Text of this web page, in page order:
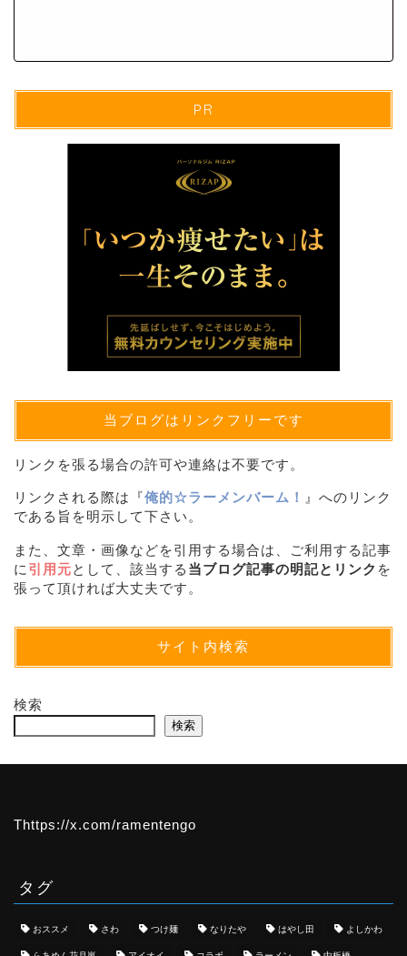
PR
当ブログはリンクフリーです
リンクを張る場合の許可や連絡は不要です。
リンクされる際は『俺的☆ラーメンバーム！ 』へのリンク
である旨を明示して下さい。
また、文章・画像などを引用する場合は、ご利用する記事
に 引用元として、該当する 当ブログ記事の明記とリンク を
張って頂ければ大丈夫です。
サイト内検索
検索
検索
Thttps://x.com/ramentengo
タグ
おススメ さわ つけ麺 なりたや はやし田 よしかわ